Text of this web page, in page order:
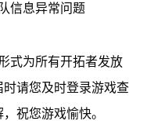
信息异常问题
式为所有开拓者发放
请您及时登录游戏查
祝您游戏愉快。